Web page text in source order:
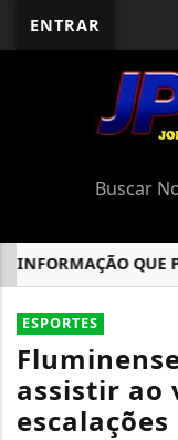
ENTRAR
QUE
EM ALTA
ESPORTES
assistir ao
escalações